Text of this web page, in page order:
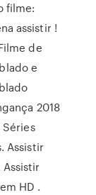
filme:
assistir !
de
e
2018
Séries
Assistir
HD .